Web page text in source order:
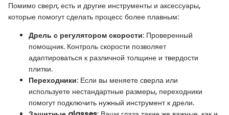
Помимо сверл, есть и другие инструменты и аксессуары,
которые помогут сделать процесс более плавным:
Дрель с регулятором скорости: Проверенный
помощник. Контроль скорости позволяет
адаптироваться к различной толщине и твердости
плитки.
Переходники: Если вы меняете сверла или
используете нестандартные размеры, переходники
помогут подключить нужный инструмент к дрели.